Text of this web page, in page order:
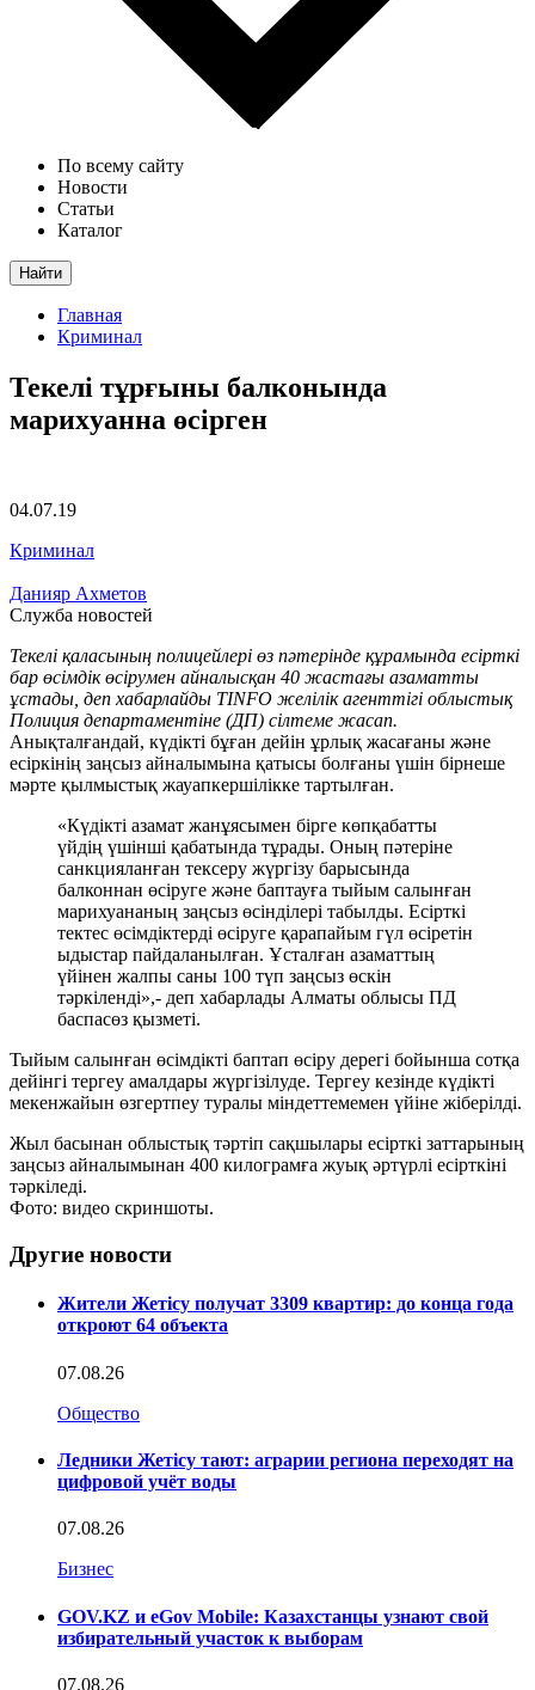
По всему сайту
Новости
Статьи
Каталог
Найти
Главная
Криминал
Текелі тұрғыны балконында
мариxуанна өсірген
04.07.19
Криминал
Данияр Ахметов
Служба новостей
Текелі қаласының полицейлері өз пәтерінде құрамында есірткі
бар өсімдік өсірумен айналысқан 40 жастағы азаматты
ұстады, деп xабарлайды TINFO желілік агенттігі облыстық
Полиция департаментіне (ДП) сілтеме жасап.
Анықталғандай, күдікті бұған дейін ұрлық жасағаны және
есіркінің заңсыз айналымына қатысы болғаны үшін бірнеше
мәрте қылмыстық жауапкершілікке тартылған.
«Күдікті азамат жанұясымен бірге көпқабатты
үйдің үшінші қабатында тұрады. Оның пәтеріне
санкцияланған тексеру жүргізу барысында
балконнан өсіруге және баптауға тыйым салынған
марихуананың заңсыз өсінділері табылды. Есірткі
тектес өсімдіктерді өсіруге қарапайым гүл өсіретін
ыдыстар пайдаланылған. Ұсталған азаматтың
үйінен жалпы саны 100 түп заңсыз өскін
тәркіленді»,- деп хабарлады Алматы облысы ПД
баспасөз қызметі.
Тыйым салынған өсімдікті баптап өсіру дерегі бойынша сотқа
дейінгі тергеу амалдары жүргізілуде. Тергеу кезінде күдікті
мекенжайын өзгертпеу туралы міндеттемемен үйіне жіберілді.
Жыл басынан облыстық тәртіп сақшылары есірткі заттарының
заңсыз айналымынан 400 килограмға жуық әртүрлі есірткіні
тәркіледі.
Фото: видео скриншоты.
Другие новости
Жители Жетісу получат 3309 квартир: до конца года
откроют 64 объекта
07.08.26
Общество
Ледники Жетісу тают: аграрии региона переходят на
цифровой учёт воды
07.08.26
Бизнес
GOV.KZ и eGov Mobile: Казахстанцы узнают свой
избирательный участок к выборам
07.08.26